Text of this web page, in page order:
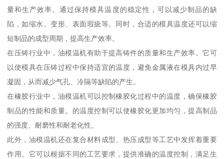
量和生产效率。通过保持模具温度的稳定性，可以减少制品的缺
陷，如缩水、变形、表面瑕疵等。同时，合适的模具温度还可以缩
短制品的成型周期，提高生产效率。
在压铸行业中，油模温机有助于提高铸件的质量和生产效率。它可
以使模具在压铸过程中保持适宜的温度，避免金属液在模具内过早
凝固，从而减少气孔、冷隔等缺陷的产生。
在橡胶行业中，油模温机可以控制橡胶化过程中的温度，确保橡胶
制品的性能和质量。的温度控制可以使橡胶化更加均匀，提高制品
的强度、耐磨性和耐老化性。
此外，油模温机还在复合材料成型、热压成型等工艺中发挥着重要
作用。它可以根据不同的工艺要求，提供准确的温度控制，满足生